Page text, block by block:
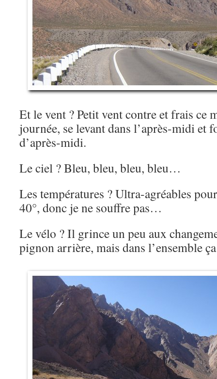
Et le vent ? Petit vent contre et frais ce
journée, se levant dans l’après-midi et
d’après-midi.
Le ciel ? Bleu, bleu, bleu, bleu…
Les températures ? Ultra-agréables
40°, donc je ne souffre pas…
Le vélo ? Il grince un peu aux
pignon arrière, mais dans l’ensemble